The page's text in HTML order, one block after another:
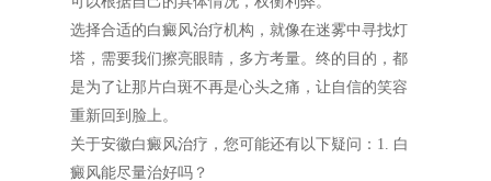
选择合适的白癜风治疗机构，就像在迷雾中寻找灯
塔，需要我们擦亮眼睛，多方考量。终的目的，都
是为了让那片白斑不再是心头之痛，让自信的笑容
重新回到脸上。
关于安徽白癜风治疗，您可能还有以下疑问：1. 白
癜风能尽量治好吗？